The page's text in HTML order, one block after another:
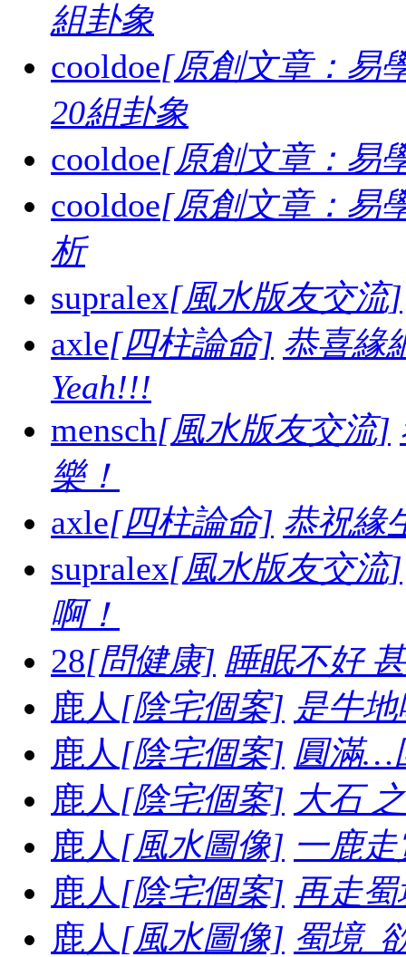
組卦象
cooldoe[原創文章：易
20組卦象
cooldoe[原創文章：易
cooldoe[原創文章：易
析
supralex[風水版友交流]
axle[四柱論命] 恭喜緣
Yeah!!!
mensch[風水版友交流]
樂！
axle[四柱論命] 恭祝緣
supralex[風水版友交流]
啊！
28[問健康] 睡眠不好
鹿人 [陰宅個案] 是牛
鹿人 [陰宅個案] 圓滿…
鹿人 [陰宅個案] 大石
鹿人 [風水圖像] 一鹿
鹿人 [陰宅個案] 再走
鹿人 [風水圖像] 蜀境_